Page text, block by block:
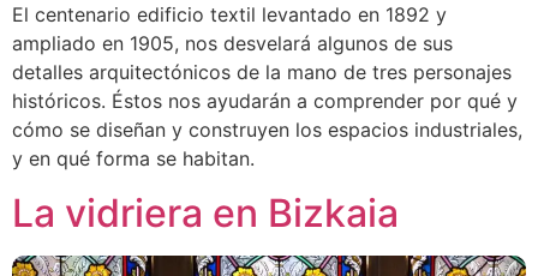
El centenario edificio textil levantado en 1892 y
ampliado en 1905, nos desvelará algunos de sus
detalles arquitectónicos de la mano de tres personajes
históricos. Éstos nos ayudarán a comprender por qué y
cómo se diseñan y construyen los espacios industriales,
y en qué forma se habitan.
La vidriera en Bizkaia